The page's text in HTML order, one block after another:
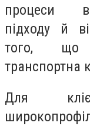
процеси
підходу й
того, що
транспортна
Для